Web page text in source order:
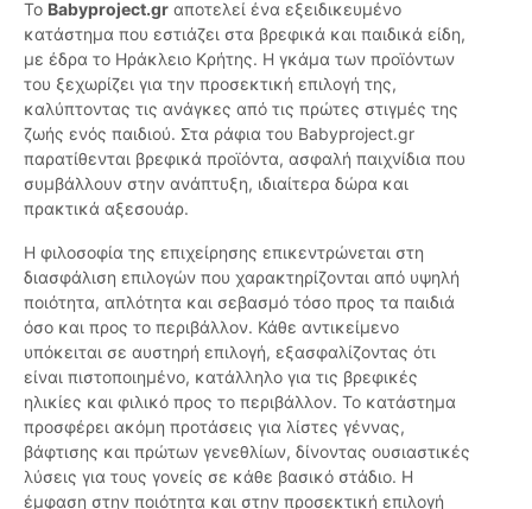
Το Babyproject.gr αποτελεί ένα εξειδικευμένο
κατάστημα που εστιάζει στα βρεφικά και παιδικά είδη,
με έδρα το Ηράκλειο Κρήτης. Η γκάμα των προϊόντων
του ξεχωρίζει για την προσεκτική επιλογή της,
καλύπτοντας τις ανάγκες από τις πρώτες στιγμές της
ζωής ενός παιδιού. Στα ράφια του Babyproject.gr
παρατίθενται βρεφικά προϊόντα, ασφαλή παιχνίδια που
συμβάλλουν στην ανάπτυξη, ιδιαίτερα δώρα και
πρακτικά αξεσουάρ.
Η φιλοσοφία της επιχείρησης επικεντρώνεται στη
διασφάλιση επιλογών που χαρακτηρίζονται από υψηλή
ποιότητα, απλότητα και σεβασμό τόσο προς τα παιδιά
όσο και προς το περιβάλλον. Κάθε αντικείμενο
υπόκειται σε αυστηρή επιλογή, εξασφαλίζοντας ότι
είναι πιστοποιημένο, κατάλληλο για τις βρεφικές
ηλικίες και φιλικό προς το περιβάλλον. Το κατάστημα
προσφέρει ακόμη προτάσεις για λίστες γέννας,
βάφτισης και πρώτων γενεθλίων, δίνοντας ουσιαστικές
λύσεις για τους γονείς σε κάθε βασικό στάδιο. Η
έμφαση στην ποιότητα και στην προσεκτική επιλογή